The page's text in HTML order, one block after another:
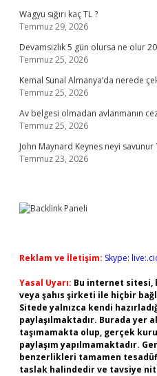
Wagyu sığırı kaç TL ?
Temmuz 29, 2026
Devamsızlık 5 gün olursa ne olur
Temmuz 25, 2026
Kemal Sunal Almanya’da nerede
Temmuz 25, 2026
Av belgesi olmadan avlanmanın
Temmuz 25, 2026
John Maynard Keynes neyi savunur
Temmuz 23, 2026
Reklam ve İletişim: Skype:
Yasal Uyarı: Bu internet sitesi,
veya şahıs şirketi ile hiçbir
Sitede yalnızca kendi
paylaşılmaktadır. Burada yer
taşımamakta olup, gerçek
paylaşım yapılmamaktadır.
benzerlikleri tamamen
taslak halindedir ve tavsiye